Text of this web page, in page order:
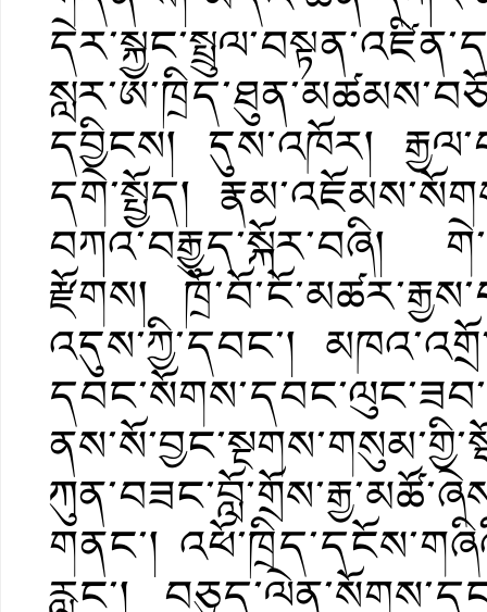
དབྱིངས། དུས་འཁོར།
དགེ་སྤྱོད།
བཀའ་བརྒྱུད་སྐོར་བཞི།
རྫོགས།
འདུས་ཀྱི་དབང་།
གནང་།
རླུང་།